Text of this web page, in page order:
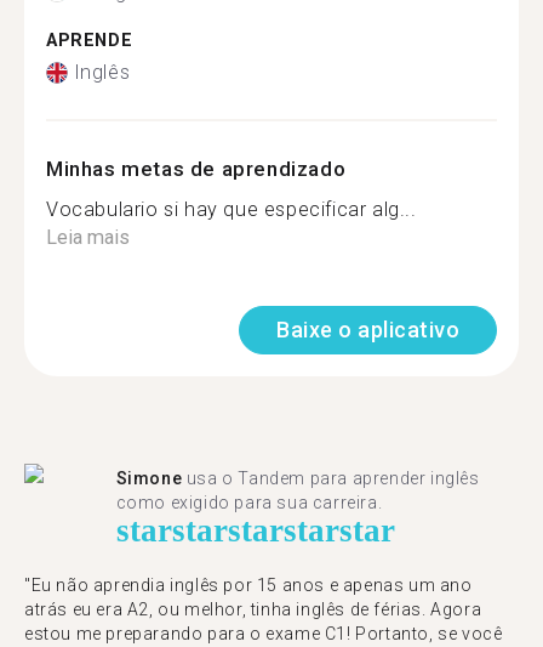
APRENDE
Inglês
Minhas metas de aprendizado
Vocabulario si hay que especificar alg...
Leia mais
Baixe o aplicativo
Simone usa o Tandem para aprender inglês
como exigido para sua carreira.
starstarstarstarstar
"Eu não aprendia inglês por 15 anos e apenas um ano
atrás eu era A2, ou melhor, tinha inglês de férias. Agora
estou me preparando para o exame C1! Portanto, se você